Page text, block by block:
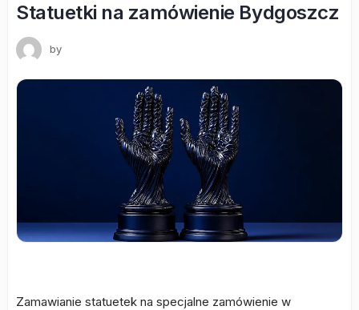
Statuetki na zamówienie Bydgoszcz
by
Zamawianie statuetek na specjalne zamówienie w